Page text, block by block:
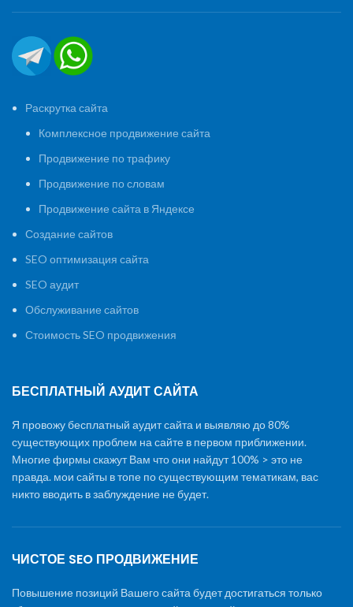
Раскрутка сайта
Комплексное продвижение сайта
Продвижение по трафику
Продвижение по словам
Продвижение сайта в Яндексе
Создание сайтов
SEO оптимизация сайта
SEO аудит
Обслуживание сайтов
Стоимость SEO продвижения
БЕСПЛАТНЫЙ АУДИТ САЙТА
Я провожу бесплатный аудит сайта и выявляю до 80%
существующих проблем на сайте в первом приближении.
Многие фирмы скажут Вам что они найдут 100% > это не
правда. мои сайты в топе по существующим тематикам, вас
никто вводить в заблуждение не будет.
ЧИСТОЕ SEO ПРОДВИЖЕНИЕ
Повышение позиций Вашего сайта будет достигаться только